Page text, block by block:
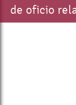
de oficio